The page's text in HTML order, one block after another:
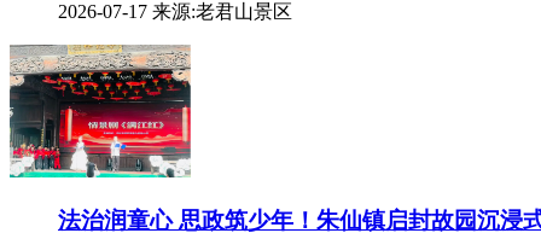
2026-07-17 来源:老君山景区
法治润童心 思政筑少年！朱仙镇启封故园沉浸